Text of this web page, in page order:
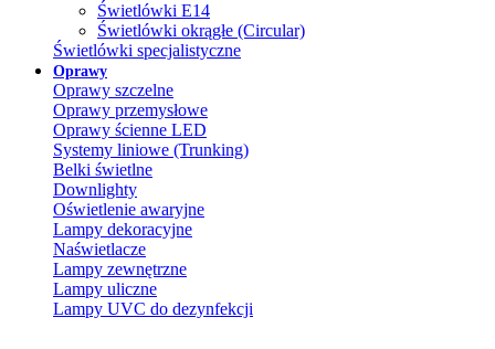
Świetlówki E14
Świetlówki okrągłe (Circular)
Świetlówki specjalistyczne
Oprawy
Oprawy szczelne
Oprawy przemysłowe
Oprawy ścienne LED
Systemy liniowe (Trunking)
Belki świetlne
Downlighty
Oświetlenie awaryjne
Lampy dekoracyjne
Naświetlacze
Lampy zewnętrzne
Lampy uliczne
Lampy UVC do dezynfekcji